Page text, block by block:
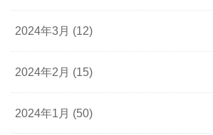
2024年3月 (12)
2024年2月 (15)
2024年1月 (50)